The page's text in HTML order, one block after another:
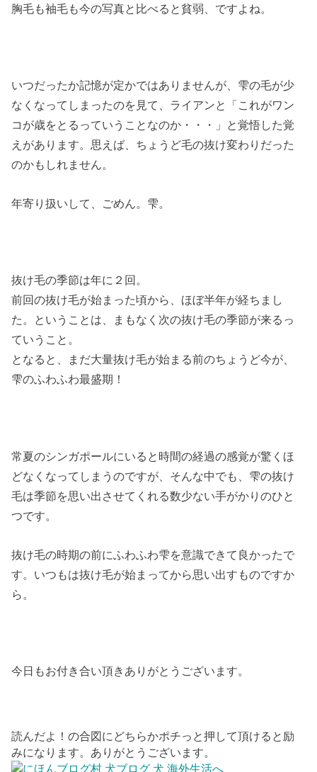
胸毛も袖毛も今の写真と比べると貧弱、ですよね。
いつだったか記憶が定かではありませんが、雫の毛が少
なくなってしまったのを見て、ライアンと「これがワン
コが歳をとるっていうことなのか・・・」と覚悟した覚
えがあります。思えば、ちょうど毛の抜け変わりだった
のかもしれません。
年寄り扱いして、ごめん。雫。
抜け毛の季節は年に２回。
前回の抜け毛が始まった頃から、ほぼ半年が経ちまし
た。ということは、まもなく次の抜け毛の季節が来るっ
ていうこと。
となると、まだ大量抜け毛が始まる前のちょうど今が、
雫のふわふわ最盛期！
常夏のシンガポールにいると時間の経過の感覚が驚くほ
どなくなってしまうのですが、そんな中でも、雫の抜け
毛は季節を思い出させてくれる数少ない手がかりのひと
つです。
抜け毛の時期の前にふわふわ雫を意識できて良かったで
す。いつもは抜け毛が始まってから思い出すものですか
ら。
今日もお付き合い頂きありがとうございます。
読んだよ！の合図にどちらかポチっと押して頂けると励
みになります。ありがとうございます。